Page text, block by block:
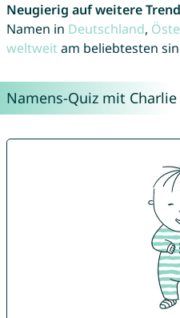
Neugierig auf weitere
Namen in Deutschland,
weltweitam beliebtesten
Namens-Quiz mit